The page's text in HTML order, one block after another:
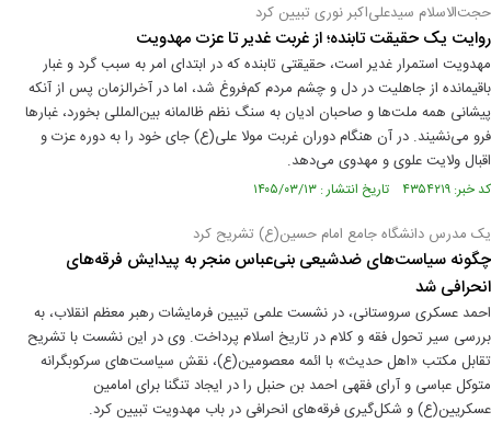
حجت‌الاسلام سیدعلی‌اکبر نوری تبیین کرد
روایت یک حقیقت تابنده؛ از غربت غدیر تا عزت مهدویت
مهدویت استمرار غدیر است، حقیقتی تابنده که در ابتدای امر به سبب گرد و غبار
باقیمانده از جاهلیت در دل و چشم مردم کم‌فروغ شد، اما در آخرالزمان پس از آنکه
پیشانی همه ملت‌ها و صاحبان ادیان به سنگ نظم ظالمانه بین‌المللی بخورد، غبارها
فرو می‌نشیند. در آن هنگام دوران غربت مولا علی(ع) جای خود را به دوره عزت و
اقبال ولایت علوی و مهدوی می‌دهد.
کد خبر: ۴۳۵۴۲۱۹ تاریخ انتشار : ۱۴۰۵/۰۳/۱۳
یک مدرس دانشگاه جامع امام حسین(ع) تشریح کرد
چگونه سیاست‌های ضدشیعی بنی‌عباس منجر به پیدایش فرقه‌های
انحرافی شد
احمد عسکری سروستانی، در نشست علمی تبیین فرمایشات رهبر معظم انقلاب، به
بررسی سیر تحول فقه و کلام در تاریخ اسلام پرداخت. وی در این نشست با تشریح
تقابل مکتب «اهل حدیث» با ائمه معصومین(ع)، نقش سیاست‌های سرکوبگرانه
متوکل عباسی و آرای فقهی احمد بن حنبل را در ایجاد تنگنا برای امامین
عسکریین(ع) و شکل‌گیری فرقه‌های انحرافی در باب مهدویت تبیین کرد.